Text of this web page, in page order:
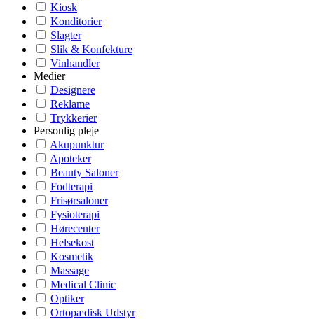
Kiosk
Konditorier
Slagter
Slik & Konfekture
Vinhandler
Medier
Designere
Reklame
Trykkerier
Personlig pleje
Akupunktur
Apoteker
Beauty Saloner
Fodterapi
Frisørsaloner
Fysioterapi
Hørecenter
Helsekost
Kosmetik
Massage
Medical Clinic
Optiker
Ortopædisk Udstyr